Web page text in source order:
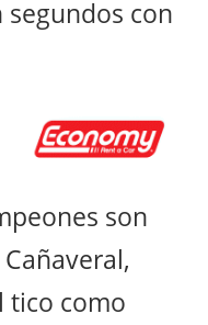
con
son
tico como